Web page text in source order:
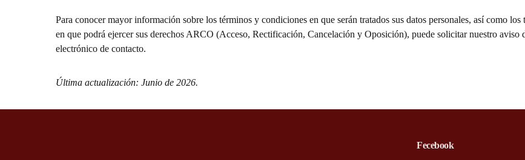
Para conocer mayor información sobre los términos y condiciones en que serán tratados sus datos personales, así como
en que podrá ejercer sus derechos ARCO (Acceso, Rectificación, Cancelación y Oposición), puede solicitar nuestro aviso
electrónico de contacto.
Última actualización: Junio de 2026.
Fecebook